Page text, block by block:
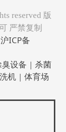
reserved 版
严禁复制
沪ICP备
设备 | 杀菌
机| 体育场